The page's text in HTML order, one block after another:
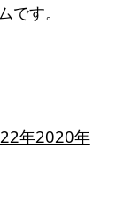
です。
年2020年